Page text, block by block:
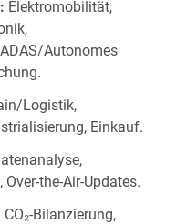
Elektromobilität,
Autonomes
Logistik,
Einkauf.
the-Air-Updates.
CO₂-Bilanzierung,